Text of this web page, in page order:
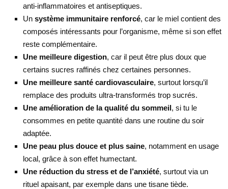
anti-inflammatoires et antiseptiques.
Un système immunitaire renforcé, car le miel contient des
composés intéressants pour l’organisme, même si son effet
reste complémentaire.
Une meilleure digestion, car il peut être plus doux que
certains sucres raffinés chez certaines personnes.
Une meilleure santé cardiovasculaire, surtout lorsqu’il
remplace des produits ultra-transformés trop sucrés.
Une amélioration de la qualité du sommeil, si tu le
consommes en petite quantité dans une routine du soir
adaptée.
Une peau plus douce et plus saine, notamment en usage
local, grâce à son effet humectant.
Une réduction du stress et de l’anxiété, surtout via un
rituel apaisant, par exemple dans une tisane tiède.